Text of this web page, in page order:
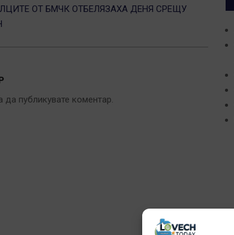
ОТ БМЧК ОТБЕЛЯЗАХА ДЕНЯ СРЕЩУ
да публикувате коментар.